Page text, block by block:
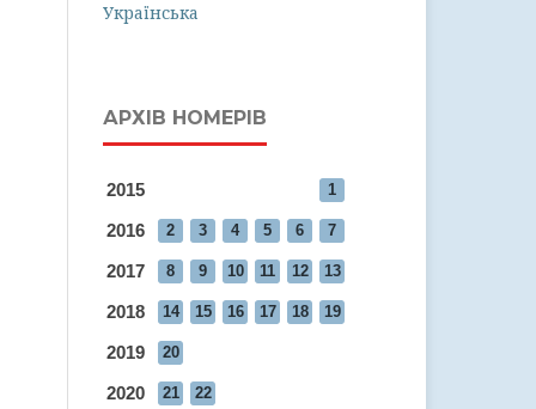
Українська
АРХІВ НОМЕРІВ
2015 1
2016 2 3 4 5 6 7
2017 8 9 10 11 12 13
2018 14 15 16 17 18 19
2019 20
2020 21 22